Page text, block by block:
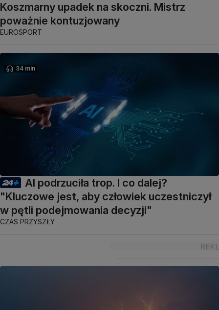
Koszmarny upadek na skoczni. Mistrz
poważnie kontuzjowany
EUROSPORT
34 min
AI podrzuciła trop. I co dalej?
"Kluczowe jest, aby człowiek uczestniczył
w pętli podejmowania decyzji"
CZAS PRZYSZŁY